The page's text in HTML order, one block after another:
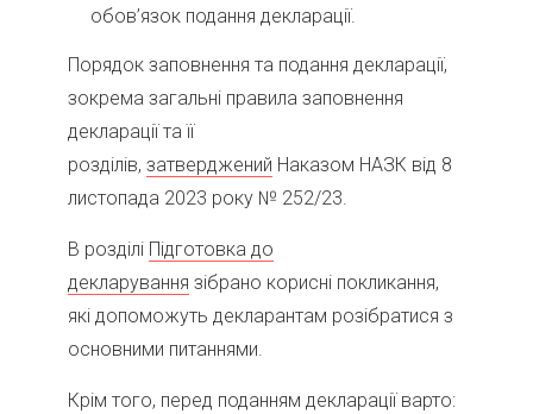
обов’язок подання декларації.
Порядок заповнення та подання декларації,
зокрема загальні правила заповнення
декларації та її
розділів, затверджений Наказом НАЗК від 8
листопада 2023 року № 252/23.
В розділі Підготовка до
декларування зібрано корисні покликання,
які допоможуть декларантам розібратися з
основними питаннями.
Крім того, перед поданням декларації варто: